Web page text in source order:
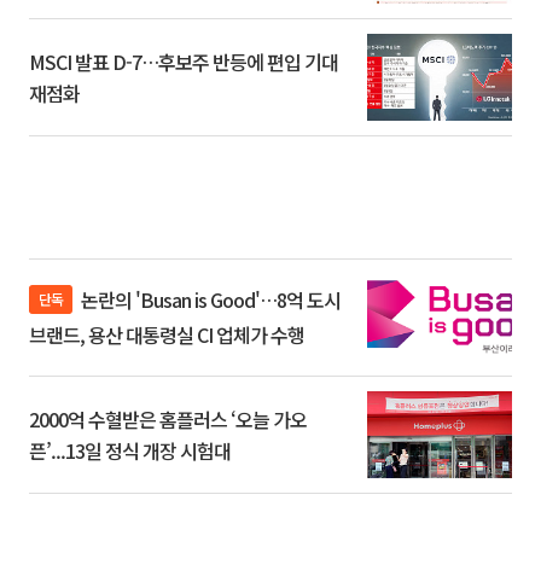
MSCI 발표 D-7…후보주 반등에 편입 기대
재점화
단독
브랜드, 용산 대통령실 CI 업체가 수행
2000억 수혈받은 홈플러스 ‘오늘 가오
픈’...13일 정식 개장 시험대